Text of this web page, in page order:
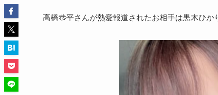
高橋恭平さんが熱愛報道されたお相手は黒木ひか